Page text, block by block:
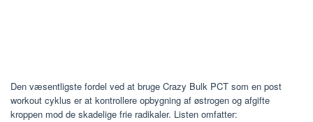
Den væsentligste fordel ved at bruge Crazy Bulk PCT som en post
workout cyklus er at kontrollere opbygning af østrogen og afgifte
kroppen mod de skadelige frie radikaler. Listen omfatter: